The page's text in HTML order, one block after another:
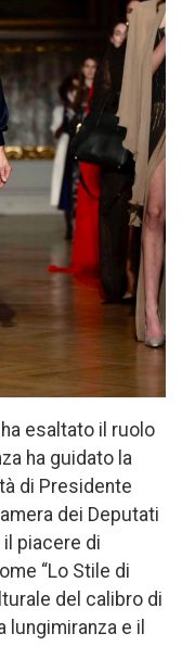
ha esaltato il ruolo
ha guidato la
di Presidente
dei Deputati
piacere di
“Lo Stile di
del calibro di
lungimiranza e il